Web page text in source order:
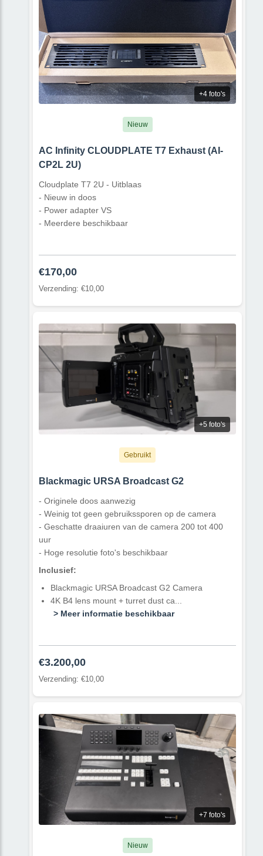
+4 foto's
Nieuw
AC Infinity CLOUDPLATE T7 Exhaust (AI-
CP2L 2U)
Cloudplate T7 2U - Uitblaas
- Nieuw in doos
- Power adapter VS
- Meerdere beschikbaar
€170,00
Verzending: €10,00
+5 foto's
Gebruikt
Blackmagic URSA Broadcast G2
- Originele doos aanwezig
- Weinig tot geen gebruikssporen op de camera
- Geschatte draaiuren van de camera 200 tot 400
uur
- Hoge resolutie foto's beschikbaar
Inclusief:
Blackmagic URSA Broadcast G2 Camera
4K B4 lens mount + turret dust ca...
> Meer informatie beschikbaar
€3.200,00
Verzending: €10,00
+7 foto's
Nieuw